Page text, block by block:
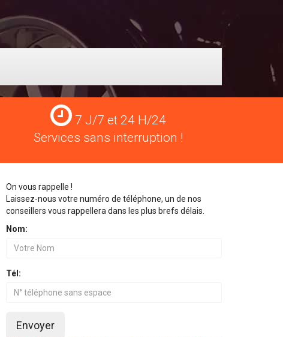
Services
24
H/24
7 J/7 et 24 H/24
Services sans interruption !
On vous rappelle !
Laissez-nous votre numéro de téléphone, un de nos
conseillers vous rappellera dans les plus brefs délais.
Nom:
Tél:
Envoyer